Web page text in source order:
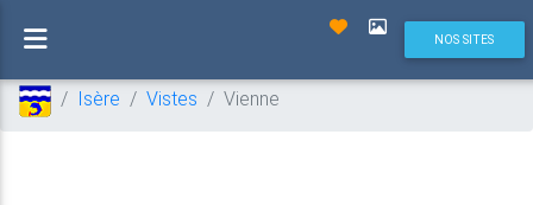
NOS SITES
Isère Vistes Vienne